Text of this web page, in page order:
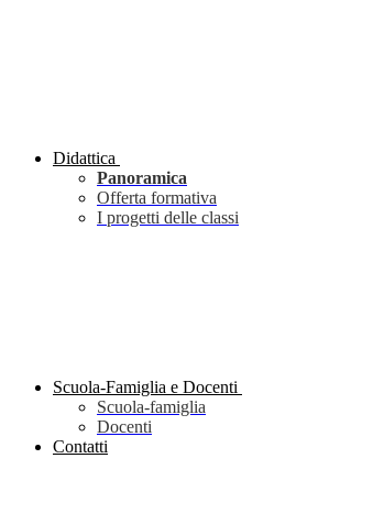
Didattica
Panoramica
Offerta formativa
I progetti delle classi
Scuola-Famiglia e Docenti
Scuola-famiglia
Docenti
Contatti